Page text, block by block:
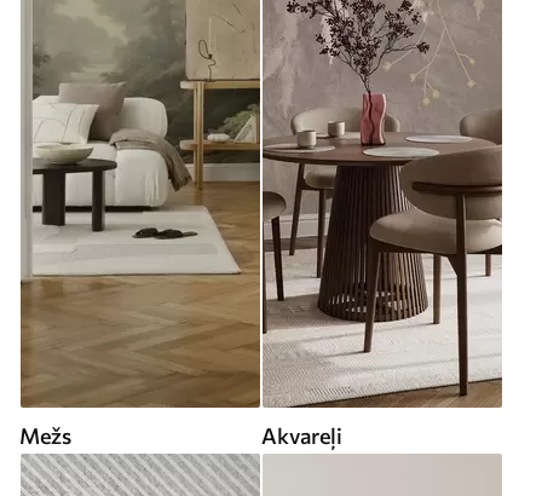
Mežs Akvareļi